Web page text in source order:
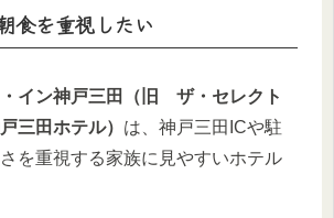
食を重視したい
・イン神戸三田（旧 ザ・セレクト
三田ホテル） は、神戸三田ICや駐
を重視する家族に見やすいホテル